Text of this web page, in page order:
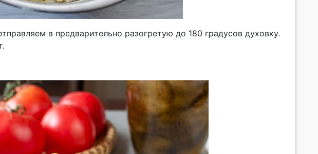
в предварительно разогретую до 180 градусов духовку.